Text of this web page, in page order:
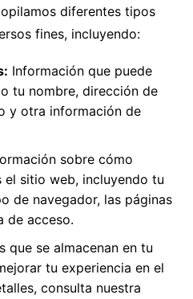
diferentes tipos
fines, incluyendo:
Información que puede
tu nombre, dirección de
y otra información de
sobre cómo
el sitio web, incluyendo tu
de navegador, las páginas
de acceso.
que se almacenan en tu
tu experiencia en el
consulta nuestra